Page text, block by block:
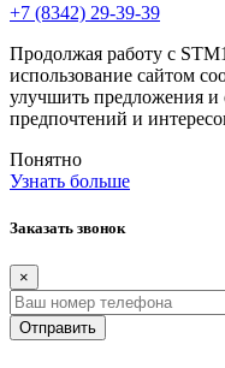
+7 (8342) 29-39-39
Продолжая работу с
использование сайтом
улучшить предложения и
предпочтений и
Понятно
Узнать больше
Заказать звонок
×
Отправить